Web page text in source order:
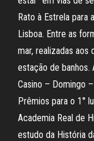
Rato à Estrela para
Lisboa. Entre as
mar, realizadas aos
estação de banhos.
Casino – Domingo
Prêmios para o 1°
Academia Real de
estudo da História